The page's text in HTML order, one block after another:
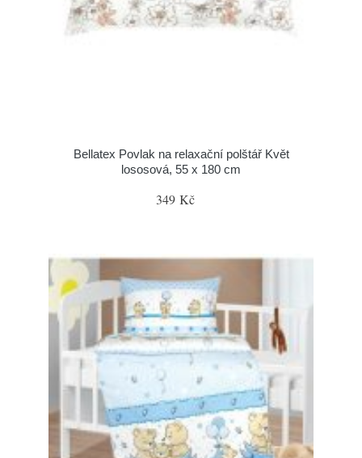
Bellatex Povlak na relaxační polštář Květ
lososová, 55 x 180 cm
349 Kč